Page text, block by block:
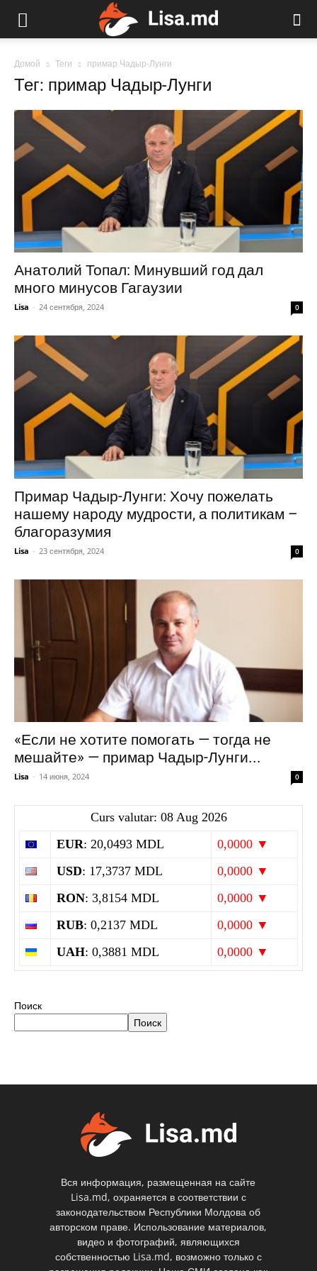
Домой Теги примар Чадыр-Лунги
Тег: примар Чадыр-Лунги
Анатолий Топал: Минувший год дал
много минусов Гагаузии
Lisa - 24 сентября, 2024 0
Примар Чадыр-Лунги: Хочу пожелать
нашему народу мудрости, а политикам –
благоразумия
Lisa - 23 сентября, 2024 0
«Если не хотите помогать — тогда не
мешайте» — примар Чадыр-Лунги...
Lisa - 14 июня, 2024 0
Curs valutar: 08 Aug 2026
EUR: 20,0493 MDL
0,0000 ▼
USD: 17,3737 MDL
0,0000 ▼
RON: 3,8154 MDL
0,0000 ▼
RUB: 0,2137 MDL
0,0000 ▼
UAH: 0,3881 MDL 0,0000 ▼
Поиск
Поиск
Вся информация, размещенная на сайте
Lisa.md, охраняется в соответствии с
законодательством Республики Молдова об
авторском праве. Использование материалов,
видео и фотографий, являющихся
собственностью Lisa.md, возможно только с